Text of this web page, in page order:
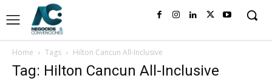
Home Tags Hilton Cancun All-Inclusive
Tag: Hilton Cancun All-Inclusive